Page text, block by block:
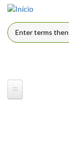
Pular para o